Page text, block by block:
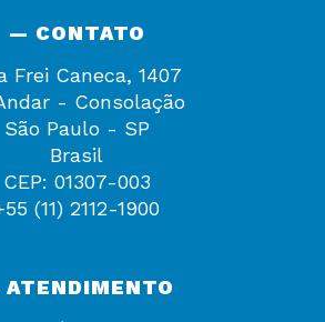
— CONTATO
Frei Caneca, 1407
- Consolação
São Paulo - SP
Brasil
CEP: 01307-003
(11) 2112-1900